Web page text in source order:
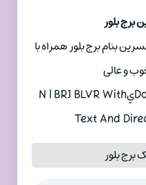
برج بلور
بنام برج بلور همراه با
و عالی
Download New Song BY : NSRيN | BRJ BLVR With
Text And
برج بلور